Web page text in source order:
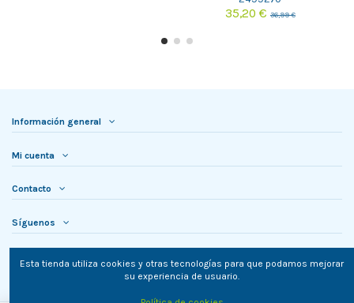
35,20 € 36,99 €
Información general
Mi cuenta
Contacto
Síguenos
Esta tienda utiliza cookies y otras tecnologías para que podamos mejorar
su experiencia de usuario.